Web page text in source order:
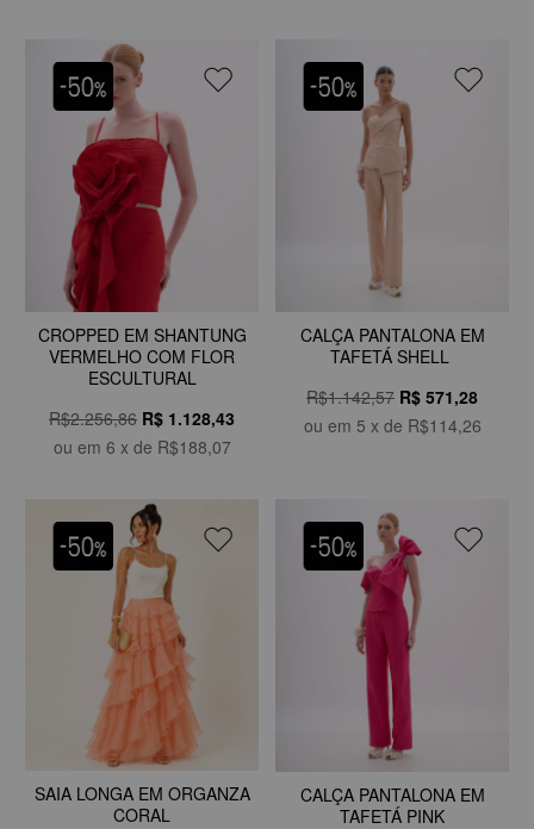
CROPPED EM SHANTUNG
VERMELHO COM FLOR
ESCULTURAL
R$2.256,86 R$ 1.128,43
ou em 6 x de R$188,07
CALÇA PANTALONA EM
TAFETÁ SHELL
R$1.142,57 R$ 571,28
ou em 5 x de R$114,26
SAIA LONGA EM ORGANZA
CORAL
CALÇA PANTALONA EM
TAFETÁ PINK